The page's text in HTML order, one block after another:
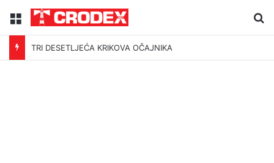
Menu
TRI DESETLJEĆA KRIKOVA OČAJNIKA